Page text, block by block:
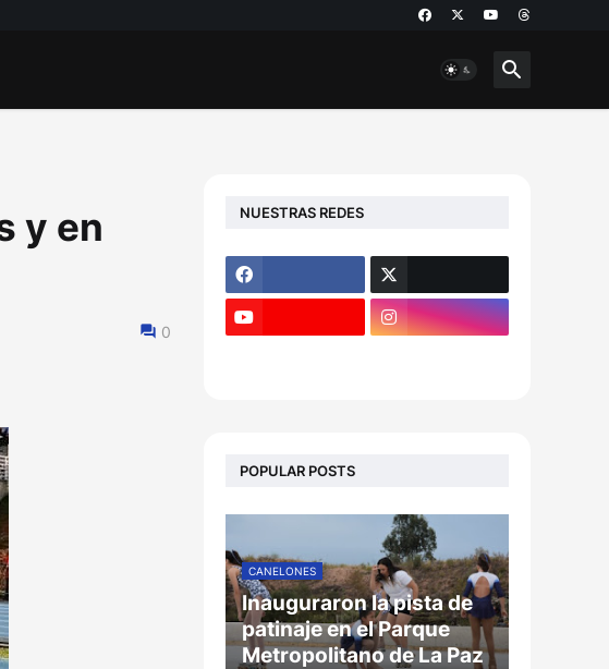
y en
0
NUESTRAS REDES
POPULAR POSTS
CANELONES
Inauguraron la pista de
patinaje en el Parque
Metropolitano de La Paz